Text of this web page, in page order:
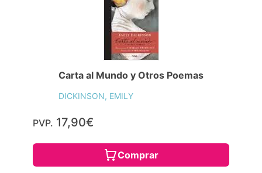
Carta al Mundo y Otros Poemas
DICKINSON, EMILY
PVP. 17,90€
Comprar